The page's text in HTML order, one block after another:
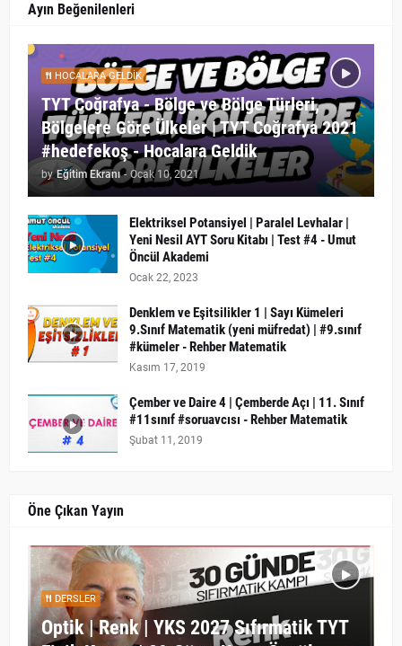
Ayın Beğenilenleri
HOCALARA GELDIK
TYT Coğrafya - Bölge ve Bölge Türleri,
Bölgelere Göre Ülkeler | TYT Coğrafya 2021
#hedefekoş - Hocalara Geldik
by Eğitim Ekranı - Ocak 10, 2021
Elektriksel Potansiyel | Paralel Levhalar |
Yeni Nesil AYT Soru Kitabı | Test #4 - Umut
Öncül Akademi
Ocak 22, 2023
Denklem ve Eşitsilikler 1 | Sayı Kümeleri
9.Sınıf Matematik (yeni müfredat) | #9.sınıf
#kümeler - Rehber Matematik
Kasım 17, 2019
Çember ve Daire 4 | Çemberde Açı | 11. Sınıf
#11sınıf #soruavcısı - Rehber Matematik
Şubat 11, 2019
Öne Çıkan Yayın
DERSLER
Optik | Renk | YKS 2027 Sıfırmatik TYT